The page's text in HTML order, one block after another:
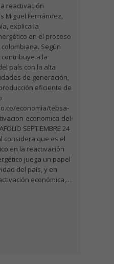
reactivación
Miguel Fernández,
explica la
en el proceso
Según
a la
país con la alta
de generación,
eficiente de
economia/tebsa-
economica-del-
SEPTIEMBRE 24
considera que es el
en la reactivación
juega un papel
del país, y en
económica,…